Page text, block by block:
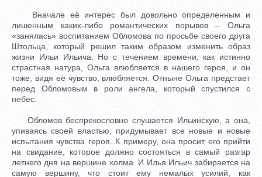
Вначале её интерес был довольно определенным и
лишенным каких-либо романтических порывов – Ольга
«занялась» воспитанием Обломова по просьбе своего друга
Штольца, который решил таким образом изменить образ
жизни Ильи Ильича. Но с течением времени, как истинно
страстная натура, Ольга влюбляется в нашего героя, и он
тоже, видя её чувство, влюбляется. Отныне Ольга предстает
перед Обломовым в роли ангела, который спустился с
небес.
Обломов беспрекословно слушается Ильинскую, а она,
упиваясь своей властью, придумывает все новые и новые
испытания чувства героя. К примеру, она просит его прийти
на свидание, которое должно состояться в самый разгар
летнего дня на вершине холма. И Илья Ильич забирается на
самую вершину, что стоит ему немалых усилий, как